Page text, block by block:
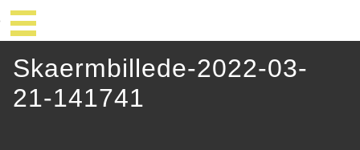
Skaermbillede-2022-03-
21-141741